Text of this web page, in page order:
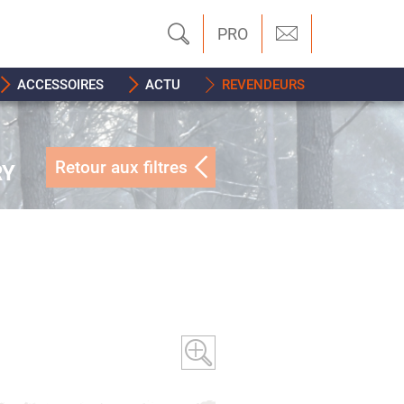
PRO
ACCESSOIRES ACTU REVENDEURS
Retour aux filtres